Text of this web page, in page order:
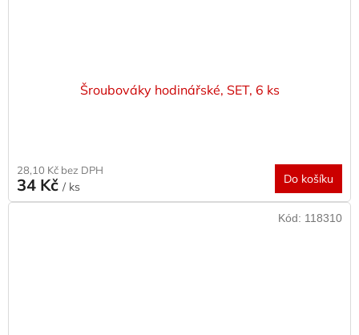
Šroubováky hodinářské, SET, 6 ks
28,10 Kč bez DPH
34 Kč / ks
Do košíku
Kód: 118310